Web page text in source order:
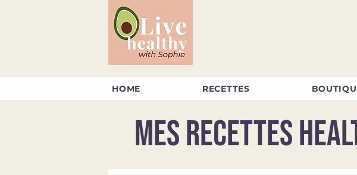
HOME RECETTES
Mes recettes